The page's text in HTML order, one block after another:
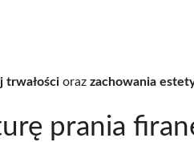
trwałości oraz zachowania
prania